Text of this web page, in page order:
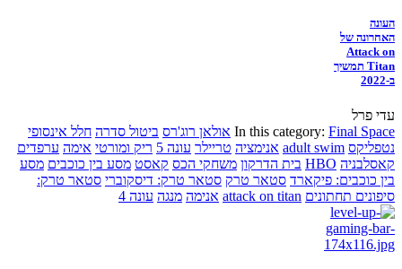
העונה
האחרונה של
Attack on
Titan תמשיך
ב-2022
עדי פרל
In this category: Final Space אולאן רוג'רס ביטול סדרה חלל אינסופי
נטפליקס adult swim אנימציה טריילר עונה 5 ריק ומורטי אימה ערפדים
קאסלבניה HBO בית הדרקון משחקי הכס קאסט מסע בין כוכבים מסע
בין כוכבים: פיקארד סטאר טרק סטאר טרק: דיסקוברי סטאר טרק:
סיפונים תחתונים attack on titan אנימה מנגה עונה 4